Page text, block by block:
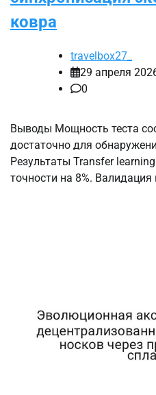
ковра
travelbox27_
29 апреля
0
Выводы Мощность теста
достаточно для
Результаты Transfer
точности на 8%.